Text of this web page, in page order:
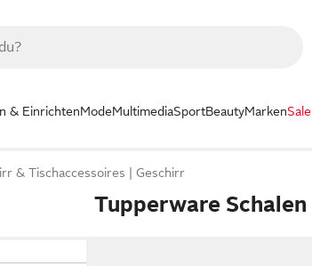
& EinrichtenModeMultimediaSportBeautyMarkenSale
& Tischaccessoires Geschirr
Tupperware Schalen